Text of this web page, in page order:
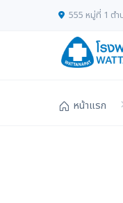
555 หมู่ที่ 1 ตำ
หน้าแรก